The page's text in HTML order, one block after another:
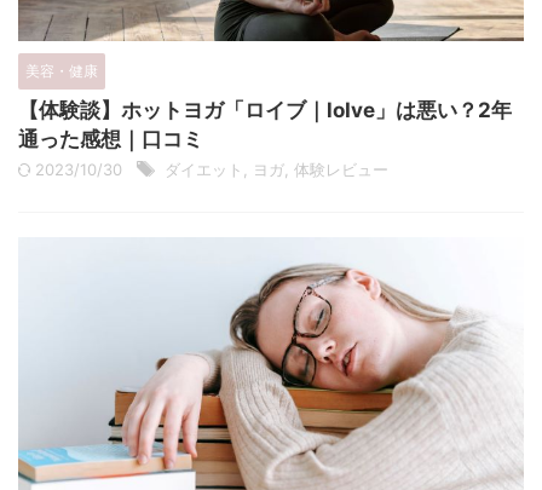
美容・健康
【体験談】ホットヨガ「ロイブ｜loIve」は悪い？2年
通った感想｜口コミ
2023/10/30 ダイエット ヨガ 体験レビュー